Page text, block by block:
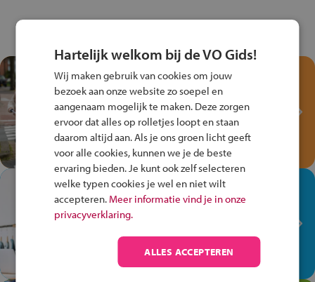
Test je kennis met het
Fiets Veilig
Verkeersspel!
Speel het Fiets Veilig Verkeersspel
en win een Cortina-fiets!
In de winkel ben je op je
plek!
op de winkelvloer, waar elke dag
anders is!
Hartelijk welkom bij de VO Gids!
Wij maken gebruik van cookies om jouw
bezoek aan onze website zo soepel en
aangenaam mogelijk te maken. Deze zorgen
ervoor dat alles op rolletjes loopt en staan
daarom altijd aan. Als je ons groen licht geeft
voor alle cookies, kunnen we je de beste
ervaring bieden. Je kunt ook zelf selecteren
welke typen cookies je wel en niet wilt
accepteren. Meer informatie vind je in onze
privacyverklaring.
ALLES ACCEPTEREN